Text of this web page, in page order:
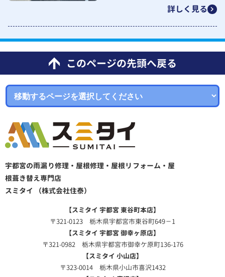
詳しく見る
このページの先頭へ戻る
宇都宮の雨漏り修理・屋根修理・屋根リフォーム・屋
根葺き替え専門店
スミタイ （株式会社住泰）
【スミタイ 宇都宮 東谷町本店】
〒321-0123 栃木県宇都宮市東谷町649－1
【スミタイ 宇都宮 御幸ヶ原店】
〒321-0982 栃木県宇都宮市御幸ケ原町136-176
【スミタイ 小山店】
〒323-0014 栃木県小山市喜沢1432